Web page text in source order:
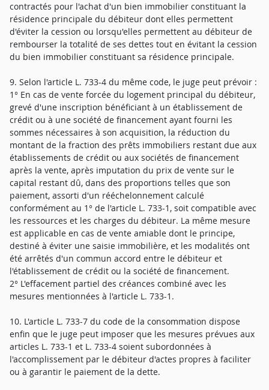
contractés pour l'achat d'un bien immobilier constituant la
résidence principale du débiteur dont elles permettent
d'éviter la cession ou lorsqu'elles permettent au débiteur de
rembourser la totalité de ses dettes tout en évitant la cession
du bien immobilier constituant sa résidence principale.
9. Selon l'article L. 733-4 du même code, le juge peut prévoir :
1° En cas de vente forcée du logement principal du débiteur,
grevé d'une inscription bénéficiant à un établissement de
crédit ou à une société de financement ayant fourni les
sommes nécessaires à son acquisition, la réduction du
montant de la fraction des prêts immobiliers restant due aux
établissements de crédit ou aux sociétés de financement
après la vente, après imputation du prix de vente sur le
capital restant dû, dans des proportions telles que son
paiement, assorti d'un rééchelonnement calculé
conformément au 1° de l'article L. 733-1, soit compatible avec
les ressources et les charges du débiteur. La même mesure
est applicable en cas de vente amiable dont le principe,
destiné à éviter une saisie immobilière, et les modalités ont
été arrêtés d'un commun accord entre le débiteur et
l'établissement de crédit ou la société de financement.
2° L'effacement partiel des créances combiné avec les
mesures mentionnées à l'article L. 733-1.
10. L'article L. 733-7 du code de la consommation dispose
enfin que le juge peut imposer que les mesures prévues aux
articles L. 733-1 et L. 733-4 soient subordonnées à
l'accomplissement par le débiteur d'actes propres à faciliter
ou à garantir le paiement de la dette.